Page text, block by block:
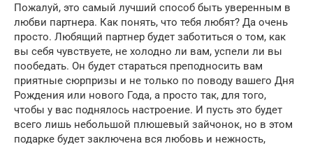
Пожалуй, это самый лучший способ быть уверенным в
любви партнера. Как понять, что тебя любят? Да очень
просто. Любящий партнер будет заботиться о том, как
вы себя чувствуете, не холодно ли вам, успели ли вы
пообедать. Он будет стараться преподносить вам
приятные сюрпризы и не только по поводу вашего Дня
Рождения или нового Года, а просто так, для того,
чтобы у вас поднялось настроение. И пусть это будет
всего лишь небольшой плюшевый зайчонок, но в этом
подарке будет заключена вся любовь и нежность,